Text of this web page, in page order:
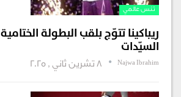
تنس عالمي
ريباكينا تتوّج بلقب البطولة
السيّدات
Najwa Ibrahim